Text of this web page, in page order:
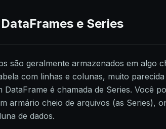
e Series
são geralmente armazenados em algo
com linhas e colunas, muito
DataFrame é chamada de Series. Você
armário cheio de arquivos (as Series),
de dados.